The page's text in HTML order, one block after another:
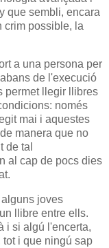
que sembli, encara
crim possible, la
a una persona per
de l'execució
permet llegir llibres
només
mai i aquestes
manera que no
de tal
al cap de pocs dies
joves
llibre entre ells.
i si algú l'encerta,
i que ningú sap